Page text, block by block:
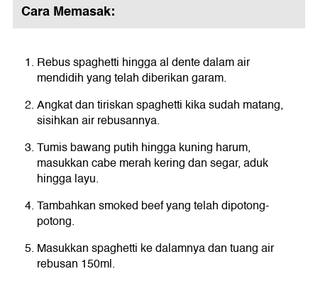
Cara Memasak:
Rebus spaghetti hingga al dente dalam air
mendidih yang telah diberikan garam.
Angkat dan tiriskan spaghetti kika sudah matang,
sisihkan air rebusannya.
Tumis bawang putih hingga kuning harum,
masukkan cabe merah kering dan segar, aduk
hingga layu.
Tambahkan smoked beef yang telah dipotong-
potong.
Masukkan spaghetti ke dalamnya dan tuang air
rebusan 150ml.